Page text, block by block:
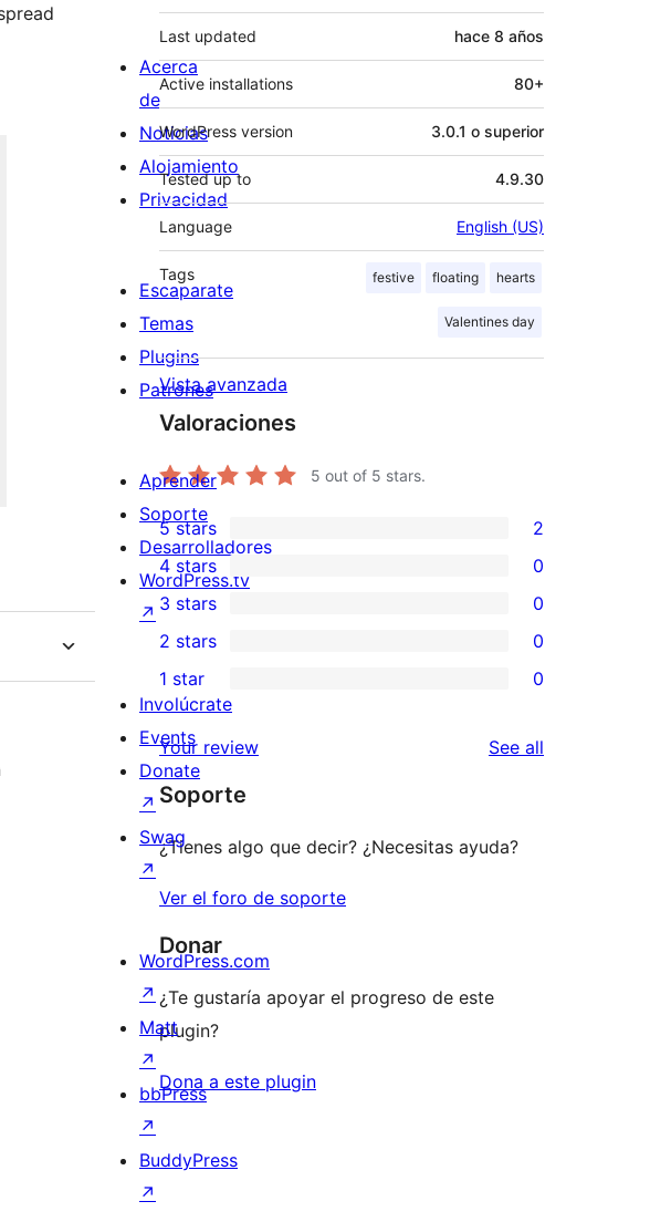
Last updated hace 8 años
Active installations 80+
WordPress version 3.0.1 o superior
Tested up to 4.9.30
Language English (US)
Tags festive floating hearts
Valentines day
Vista avanzada
Valoraciones
5 out of 5 stars.
2
5-
star
reviews
5 stars 2
0
4-
star
reviews
4 stars 0
0
3-
star
reviews
3 stars 0
2-
reviews
2 stars 0
star
reviews
1 star 0
Your review See all
Soporte
¿Tienes algo que decir? ¿Necesitas ayuda?
Ver el foro de soporte
Donar
¿Te gustaría apoyar el progreso de este
plugin?
Dona a este plugin
Acerca
de
Noticias
Alojamiento
Privacidad
Escaparate
Temas
Plugins
Patrones
Aprender
Soporte
Desarrolladores
WordPress.tv
↗
Involúcrate
Events
Donate
↗
Swag
↗
WordPress.com
↗
Matt
↗
bbPress
↗
BuddyPress
↗